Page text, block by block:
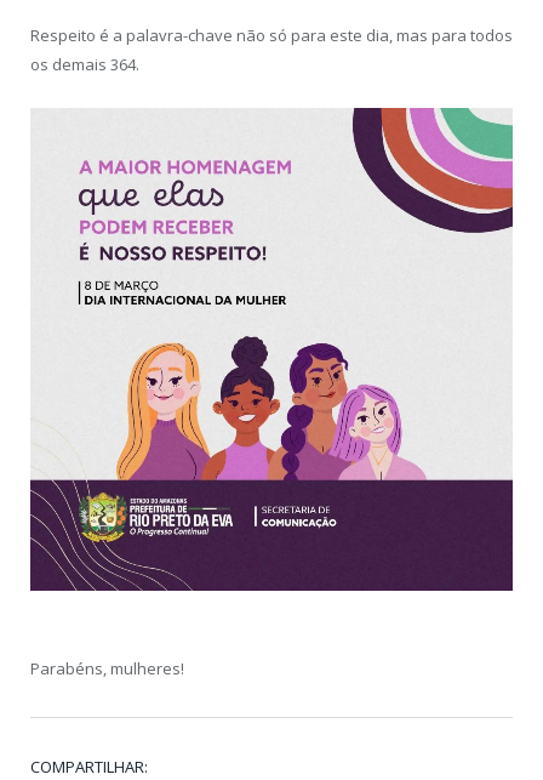
Respeito é a palavra-chave não só para este dia, mas para todos
os demais 364.
Parabéns, mulheres!
COMPARTILHAR: